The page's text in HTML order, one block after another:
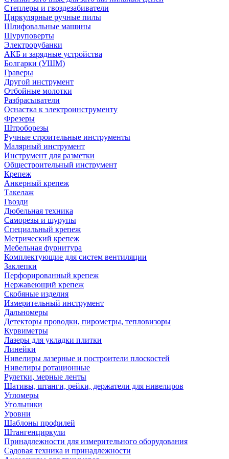
Степлеры и гвоздезабиватели
Циркулярные ручные пилы
Шлифовальные машины
Шуруповерты
Электрорубанки
АКБ и зарядные устройства
Болгарки (УШМ)
Граверы
Другой инструмент
Отбойные молотки
Разбрасыватели
Оснастка к электроинструменту
Фрезеры
Штроборезы
Ручные строительные инструменты
Малярный инструмент
Инструмент для разметки
Общестроительный инструмент
Крепеж
Анкерный крепеж
Такелаж
Гвозди
Дюбельная техника
Саморезы и шурупы
Специальный крепеж
Метрический крепеж
Мебельная фурнитура
Комплектующие для систем вентиляции
Заклепки
Перфорированный крепеж
Нержавеющий крепеж
Скобяные изделия
Измерительный инструмент
Дальномеры
Детекторы проводки, пирометры, тепловизоры
Курвиметры
Лазеры для укладки плитки
Линейки
Нивелиры лазерные и построители плоскостей
Нивелиры ротационные
Рулетки, мерные ленты
Шативы, штанги, рейки, держатели для нивелиров
Угломеры
Угольники
Уровни
Шаблоны профилей
Штангенциркули
Принадлежности для измерительного оборудования
Садовая техника и принадлежности